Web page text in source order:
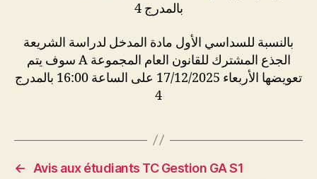
بالمدرج 4
بالنسبة للسداسي الأول مادة المدخل لدراسة الشريعة
الجذع المشترك للقانون العام المجموعة A سوف يتم
تعويضها الأربعاء 17/12/2025 على الساعة 16:00 بالمدرج
4
←
Avis aux étudiants TC Gestion GA S1